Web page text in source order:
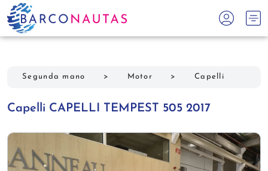
Segunda mano > Motor > Capelli
Capelli CAPELLI TEMPEST 505 2017